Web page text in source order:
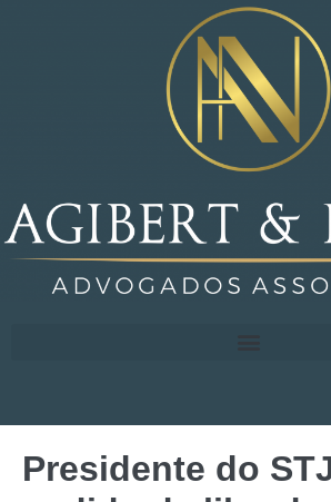
Presidente do